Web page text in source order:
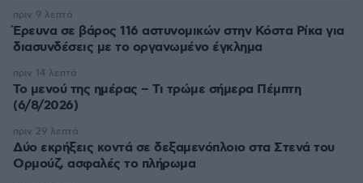
Έρευνα σε βάρος 116 αστυνομικών στην Κόστα Ρίκα για
διασυνδέσεις με το οργανωμένο έγκλημα
πριν 9 λεπτά
Το μενού της ημέρας – Τι τρώμε σήμερα Πέμπτη
(6/8/2026)
πριν 14 λεπτά
Δύο εκρήξεις κοντά σε δεξαμενόπλοιο στα Στενά του
Ορμούζ, ασφαλές το πλήρωμα
πριν 29 λεπτά